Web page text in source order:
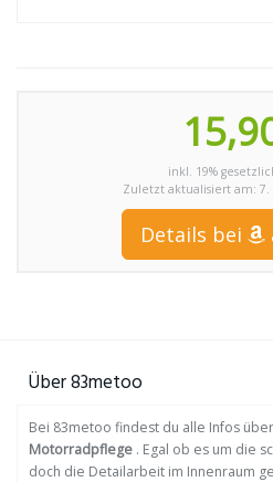
inkl. 19%
Zuletzt aktualisiert am: 7.
Details bei
Über 83metoo
Bei 83metoo findest du alle Infos
Motorradpflege . Egal ob es um die
doch die Detailarbeit im Innenraum